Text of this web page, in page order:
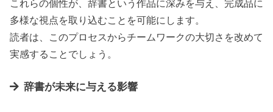
これらの個性が、辞書という作品に深みを与え、完成品に
多様な視点を取り込むことを可能にします。
読者は、このプロセスからチームワークの大切さを改めて
実感することでしょう。
辞書が未来に与える影響